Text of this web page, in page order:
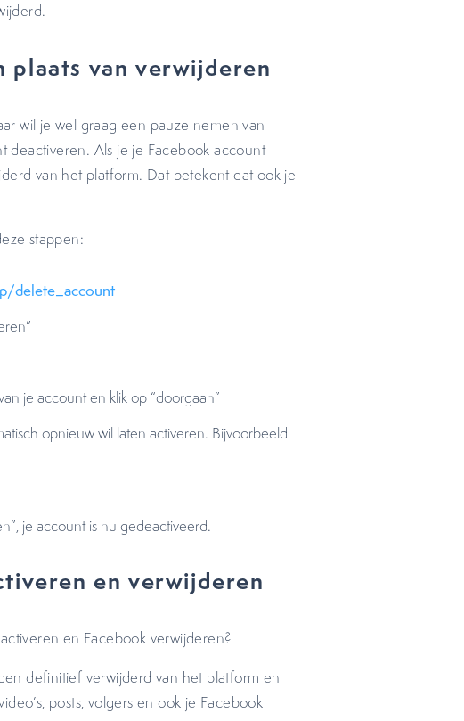
plaats van verwijderen
wil je wel graag een pauze nemen van
deactiveren. Als je je Facebook account
van het platform. Dat betekent dat ook je
stappen:
delete_account
je account en klik op “doorgaan”
opnieuw wil laten activeren. Bijvoorbeeld
je account is nu gedeactiveerd.
en verwijderen
en Facebook verwijderen?
definitief verwijderd van het platform en
posts, volgers en ook je Facebook